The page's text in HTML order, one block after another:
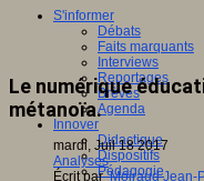
S'informer
Débats
Faits marquants
Interviews
Reportages
Brèves
Agenda
Innover
Didactique
Dispositifs
Pédagogie
Le numérique
métanoïa.
mardi, Juil 18 2017
Analyses
Écrit parMoiraud Jean-